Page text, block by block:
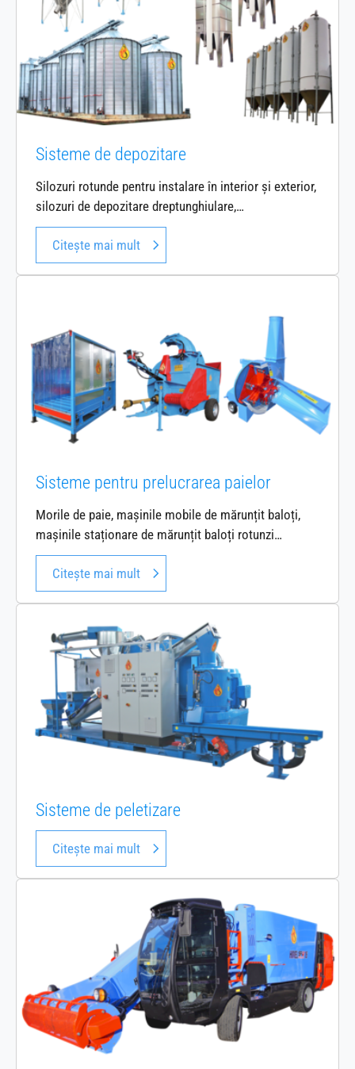
Sisteme de depozitare
Silozuri rotunde pentru instalare în interior și exterior,
silozuri de depozitare dreptunghiulare,…
Citește mai mult
Sisteme pentru prelucrarea paielor
Morile de paie, mașinile mobile de mărunțit baloți,
mașinile staționare de mărunțit baloți rotunzi…
Citește mai mult
Sisteme de peletizare
Citește mai mult